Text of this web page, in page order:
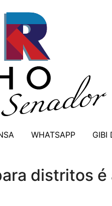
WHATSAPP GIBI
distritos é